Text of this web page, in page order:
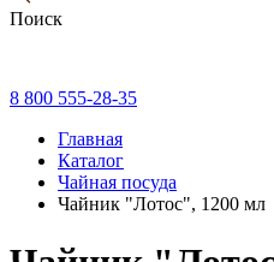
Поиск
8 800 555-28-35
Главная
Каталог
Чайная посуда
Чайник "Лотос", 1200 мл